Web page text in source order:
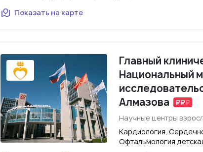
Показать на карте
Главный
Национальный
Алмазова
Научные центры
Кардиология,
Офтальмология